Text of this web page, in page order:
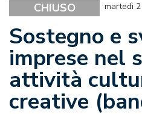
CHIUSO martedì
Sostegno e
imprese nel
attività
creative